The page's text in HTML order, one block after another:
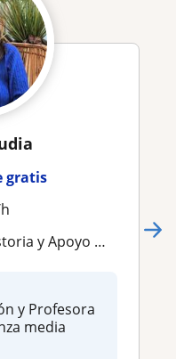
gratis
y Apoyo Media
y Profesora
media